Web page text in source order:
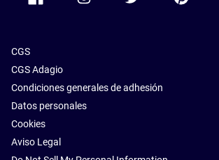
CGS
CGS Adagio
Condiciones generales de adhesión
Datos personales
Cookies
Aviso Legal